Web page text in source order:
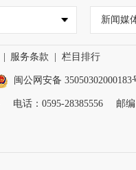
新闻媒
| 服务条款 | 栏目排行
闽公网安备 35050302000183
电话：0595-28385556 邮